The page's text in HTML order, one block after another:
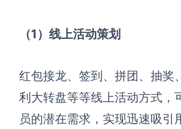
（1） 线上活动策划
红包接龙、签到、拼团、抽奖
利大转盘等等线上活动方式，
员的潜在需求，实现迅速吸引